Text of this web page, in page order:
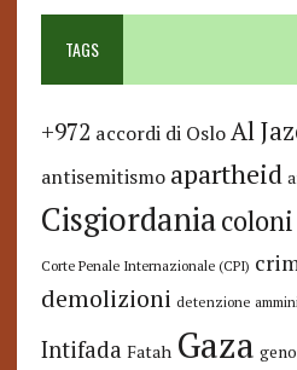
TAGS
+972 accordi di Oslo Al
antisemitismo apartheid
Cisgiordaniacoloni
Corte Penale Internazionale (CPI)
demolizioni detenzione
Intifada Fatah Gaza